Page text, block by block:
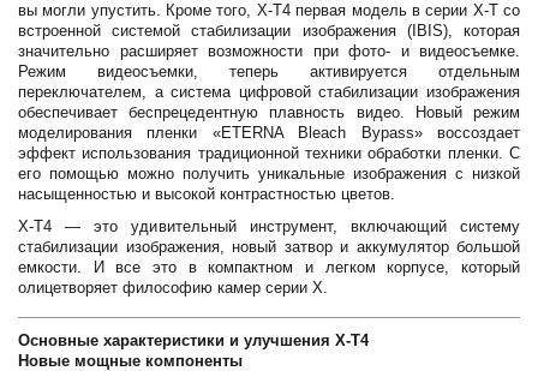
вы могли упустить. Кроме того, X-T4 первая модель в серии X-T со
встроенной системой стабилизации изображения (IBIS), которая
значительно расширяет возможности при фото- и видеосъемке.
Режим видеосъемки, теперь активируется отдельным
переключателем, а система цифровой стабилизации изображения
обеспечивает беспрецедентную плавность видео. Новый режим
моделирования пленки «ETERNA Bleach Bypass» воссоздает
эффект использования традиционной техники обработки пленки. С
его помощью можно получить уникальные изображения с низкой
насыщенностью и высокой контрастностью цветов.
X-T4 — это удивительный инструмент, включающий систему
стабилизации изображения, новый затвор и аккумулятор большой
емкости. И все это в компактном и легком корпусе, который
олицетворяет философию камер серии X.
Основные характеристики и улучшения X-T4
Новые мощные компоненты